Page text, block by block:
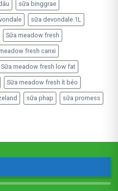
sữa binggrae
sữa devondale 1L
Sữa meadow fresh
fresh canxi
Sữa meadow fresh low fat
Sữa meadow fresh ít béo
sữa phap sữa promess